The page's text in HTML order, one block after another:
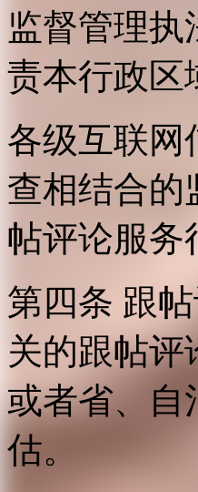
监督管理
责本行政区
各级互联网
查相结合的
帖评论服务
第四条 跟
关的跟帖评
或者省、自
估。